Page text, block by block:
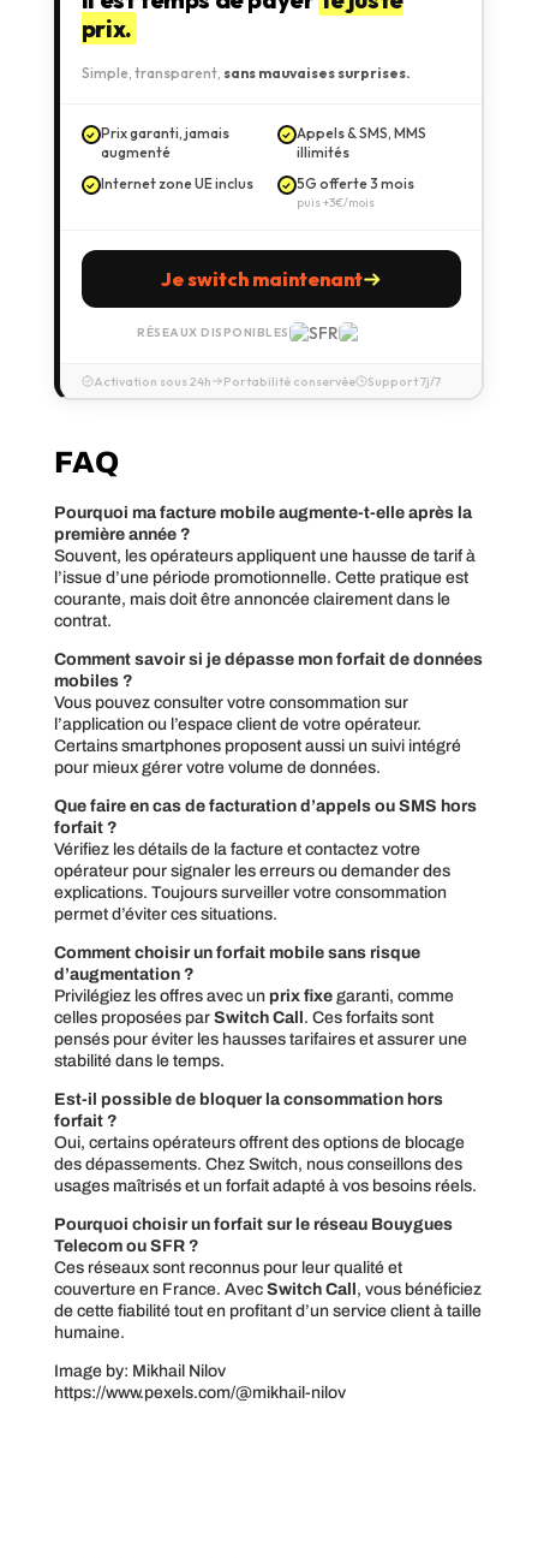
prix.
Simple, transparent, sans mauvaises surprises.
Prix garanti, jamais
augmenté
Appels & SMS, MMS
illimités
Internet zone UE inclus
5G offerte 3 mois
puis +3€/mois
Je switch maintenant
RÉSEAUX DISPONIBLES
Activation sous 24h Portabilité conservée Support 7j/7
FAQ
Pourquoi ma facture mobile augmente-t-elle après la
première année ?
Souvent, les opérateurs appliquent une hausse de tarif à
l’issue d’une période promotionnelle. Cette pratique est
courante, mais doit être annoncée clairement dans le
contrat.
Comment savoir si je dépasse mon forfait de données
mobiles ?
Vous pouvez consulter votre consommation sur
l’application ou l’espace client de votre opérateur.
Certains smartphones proposent aussi un suivi intégré
pour mieux gérer votre volume de données.
Que faire en cas de facturation d’appels ou SMS hors
forfait ?
Vérifiez les détails de la facture et contactez votre
opérateur pour signaler les erreurs ou demander des
explications. Toujours surveiller votre consommation
permet d’éviter ces situations.
Comment choisir un forfait mobile sans risque
d’augmentation ?
Privilégiez les offres avec un prix fixegaranti, comme
celles proposées par Switch Call. Ces forfaits sont
pensés pour éviter les hausses tarifaires et assurer une
stabilité dans le temps.
Est-il possible de bloquer la consommation hors
forfait ?
Oui, certains opérateurs offrent des options de blocage
des dépassements. Chez Switch, nous conseillons des
usages maîtrisés et un forfait adapté à vos besoins réels.
Pourquoi choisir un forfait sur le réseau Bouygues
Telecom ou SFR ?
Ces réseaux sont reconnus pour leur qualité et
couverture en France. Avec Switch Call, vous bénéficiez
de cette fiabilité tout en profitant d’un service client à taille
humaine.
Image by: Mikhail Nilov
https://www.pexels.com/@mikhail-nilov